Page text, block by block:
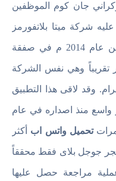
جان كوم الموظفين
شركة ميتا بلاتفورمز
Meta (فيسبوك سابقاً) في فبراير من عام 2014 م في صفقة
19.3 مليار دولار تقريباً وهي نفس الشركة
وقد لاقى هذا التطبيق
واسع منذ اصداره في عام
تحميل واتس اب أكثر
متجر جوجل بلاى فقط محققاً
154 مليون عملية مراجعة حصل عليها